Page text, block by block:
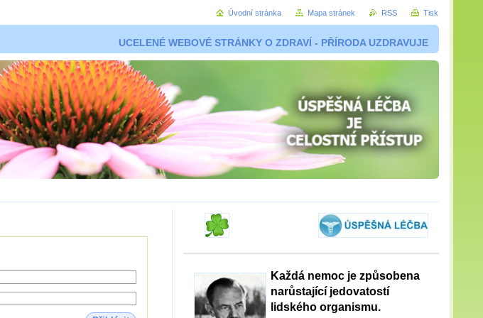
UCELENÉ WEBOVÉ STRÁNKY O ZDRAVÍ - PŘÍRODA UZDRAVUJE
Každá nemoc je způsobena
narůstající jedovatostí
lidského organismu.
Úvodní stránka Mapa stránek RSS Tisk